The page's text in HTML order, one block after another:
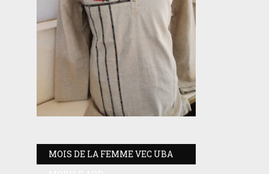
MOIS DE LA FEMME VEC UBA